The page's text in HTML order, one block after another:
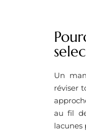
Un
réviser
au fil
lacunes